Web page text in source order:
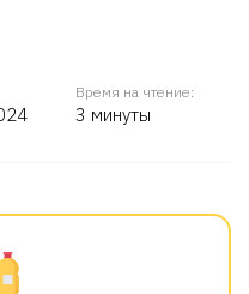
Время на чтение:
3 минуты